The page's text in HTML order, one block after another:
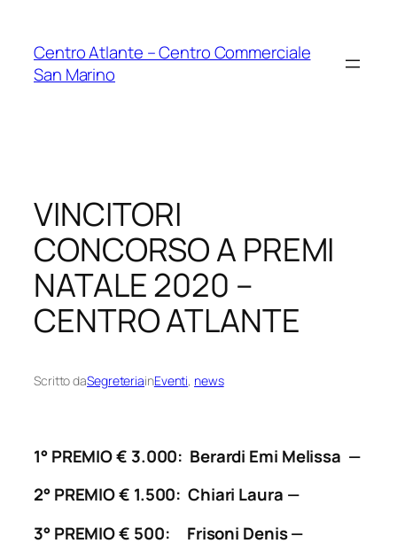
contenuto
Centro Atlante – Centro Commerciale
San Marino
VINCITORI
CONCORSO A PREMI
NATALE 2020 –
CENTRO ATLANTE
Scritto daSegreteriainEventi, news
1° PREMIO € 3.000: Berardi Emi Melissa —
2° PREMIO € 1.500: Chiari Laura —
3° PREMIO € 500: Frisoni Denis —